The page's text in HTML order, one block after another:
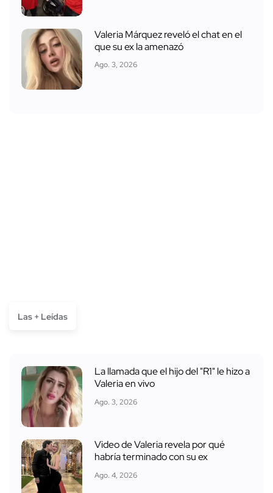
Valeria Márquez reveló el chat en el
que su ex la amenazó
Ago. 3, 2026
Las + Leídas
La llamada que el hijo del "R1" le hizo a
Valeria en vivo
Ago. 3, 2026
Video de Valeria revela por qué
habría terminado con su ex
Ago. 4, 2026